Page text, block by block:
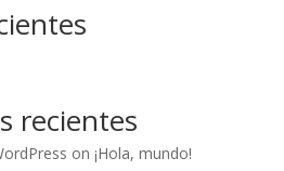
recientes
on ¡Hola, mundo!